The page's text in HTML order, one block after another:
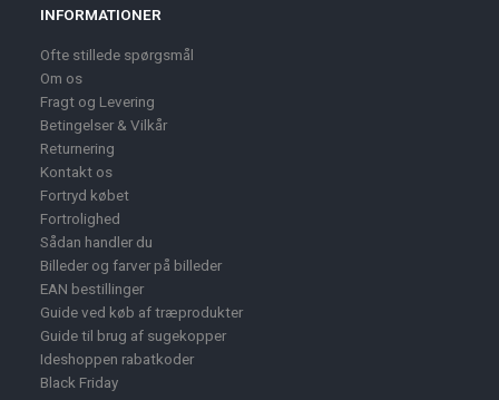
INFORMATIONER
Ofte stillede spørgsmål
Om os
Fragt og Levering
Betingelser & Vilkår
Returnering
Kontakt os
Fortryd købet
Fortrolighed
Sådan handler du
Billeder og farver på billeder
EAN bestillinger
Guide ved køb af træprodukter
Guide til brug af sugekopper
Ideshoppen rabatkoder
Black Friday